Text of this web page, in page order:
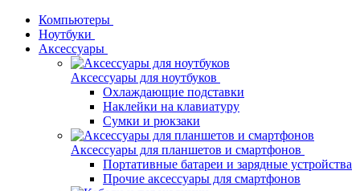
Компьютеры
Ноутбуки
Аксессуары
Аксессуары для ноутбуков
Охлаждающие подставки
Наклейки на клавиатуру
Сумки и рюкзаки
Аксессуары для планшетов и смартфонов
Портативные батареи и зарядные устройства
Прочие аксессуары для смартфонов